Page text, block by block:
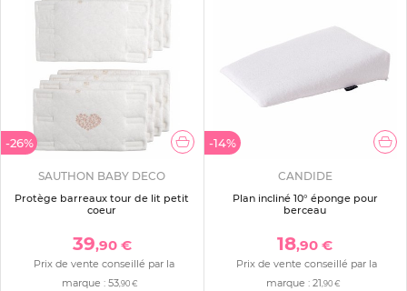
-26%
SAUTHON BABY DECO
Protège barreaux tour de lit petit
coeur
39,90 €
Prix de vente conseillé par la
marque :53,90 €
-14%
CANDIDE
Plan incliné 10° éponge pour
berceau
18,90 €
Prix de vente conseillé par la
marque : 21,90 €